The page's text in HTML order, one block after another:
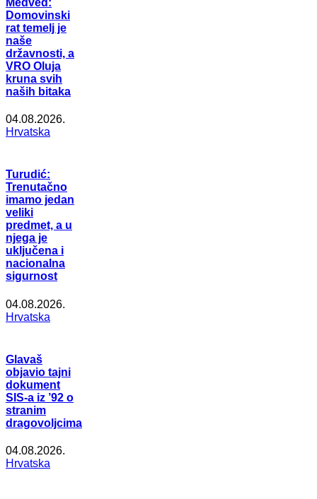
Domovinski
rat temelj je
naše
državnosti, a
VRO Oluja
kruna svih
naših bitaka
04.08.2026.
Hrvatska
Turudić:
Trenutačno
imamo jedan
veliki
predmet, a u
njega je
uključena i
nacionalna
sigurnost
04.08.2026.
Hrvatska
Glavaš
objavio tajni
dokument
SIS-a iz ’92 o
stranim
dragovoljcima
04.08.2026.
Hrvatska